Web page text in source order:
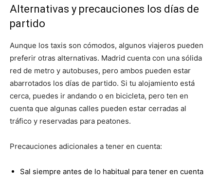
Alternativas y precauciones los días de
partido
Aunque los taxis son cómodos, algunos viajeros pueden
preferir otras alternativas. Madrid cuenta con una sólida
red de metro y autobuses, pero ambos pueden estar
abarrotados los días de partido. Si tu alojamiento está
cerca, puedes ir andando o en bicicleta, pero ten en
cuenta que algunas calles pueden estar cerradas al
tráfico y reservadas para peatones.
Precauciones adicionales a tener en cuenta:
Sal siempre antes de lo habitual para tener en cuenta